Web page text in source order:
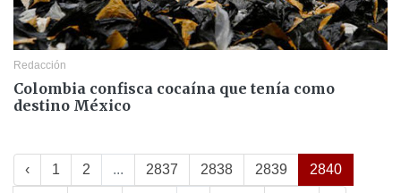
Redacción
Colombia confisca cocaína que tenía como
destino México
‹ 1 2 ... 2837 2838 2839 2840